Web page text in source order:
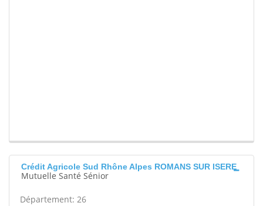
Crédit Agricole Sud Rhône Alpes ROMANS SUR ISERE
Mutuelle Santé Sénior
Département: 26